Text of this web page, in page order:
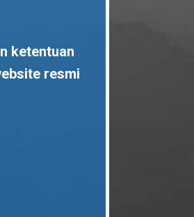
ketentuan
resmi